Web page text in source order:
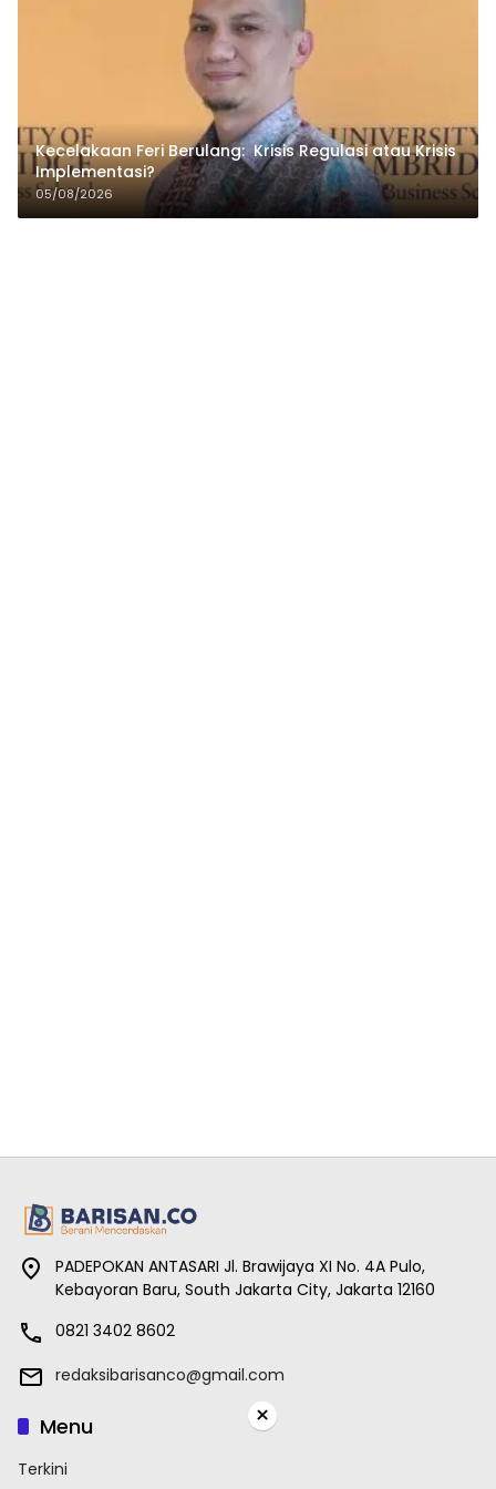
Kecelakaan Feri Berulang: Krisis Regulasi atau Krisis
Implementasi?
05/08/2026
PADEPOKAN ANTASARI Jl. Brawijaya XI No. 4A Pulo,
Kebayoran Baru, South Jakarta City, Jakarta 12160
0821 3402 8602
redaksibarisanco@gmail.com
Menu
Terkini
×